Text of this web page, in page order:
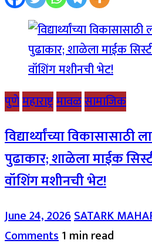
पुणेमहाराष्ट्रमावळसामाजिक
विद्यार्थ्यांच्या विकासासाठी
पुढाकार; शाळेला माईक
वॉशिंग मशीनची भेट!
June 24, 2026SATARK
Comments1 min read